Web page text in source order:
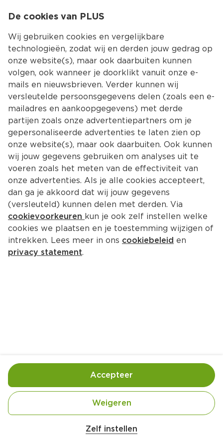
Kies jouw
Ingrediënten Bereiding
De cookies van PLUS
Wij gebruiken cookies en vergelijkbare
technologieën, zodat wij en derden jouw gedrag op
onze website(s), maar ook daarbuiten kunnen
volgen, ook wanneer je doorklikt vanuit onze e-
mails en nieuwsbrieven. Verder kunnen wij
versleutelde persoonsgegevens delen (zoals een e-
mailadres en aankoopgegevens) met derde
partijen zoals onze advertentiepartners om je
gepersonaliseerde advertenties te laten zien op
onze website(s), maar ook daarbuiten. Ook kunnen
wij jouw gegevens gebruiken om analyses uit te
voeren zoals het meten van de effectiviteit van
onze advertenties. Als je alle cookies accepteert,
dan ga je akkoord dat wij jouw gegevens
(versleuteld) kunnen delen met derden. Via
cookievoorkeuren kun je ook zelf instellen welke
cookies we plaatsen en je toestemming wijzigen of
intrekken. Lees meer in ons cookiebeleid en
privacy statement.
Zelf instellen
Weigeren
Accepteer